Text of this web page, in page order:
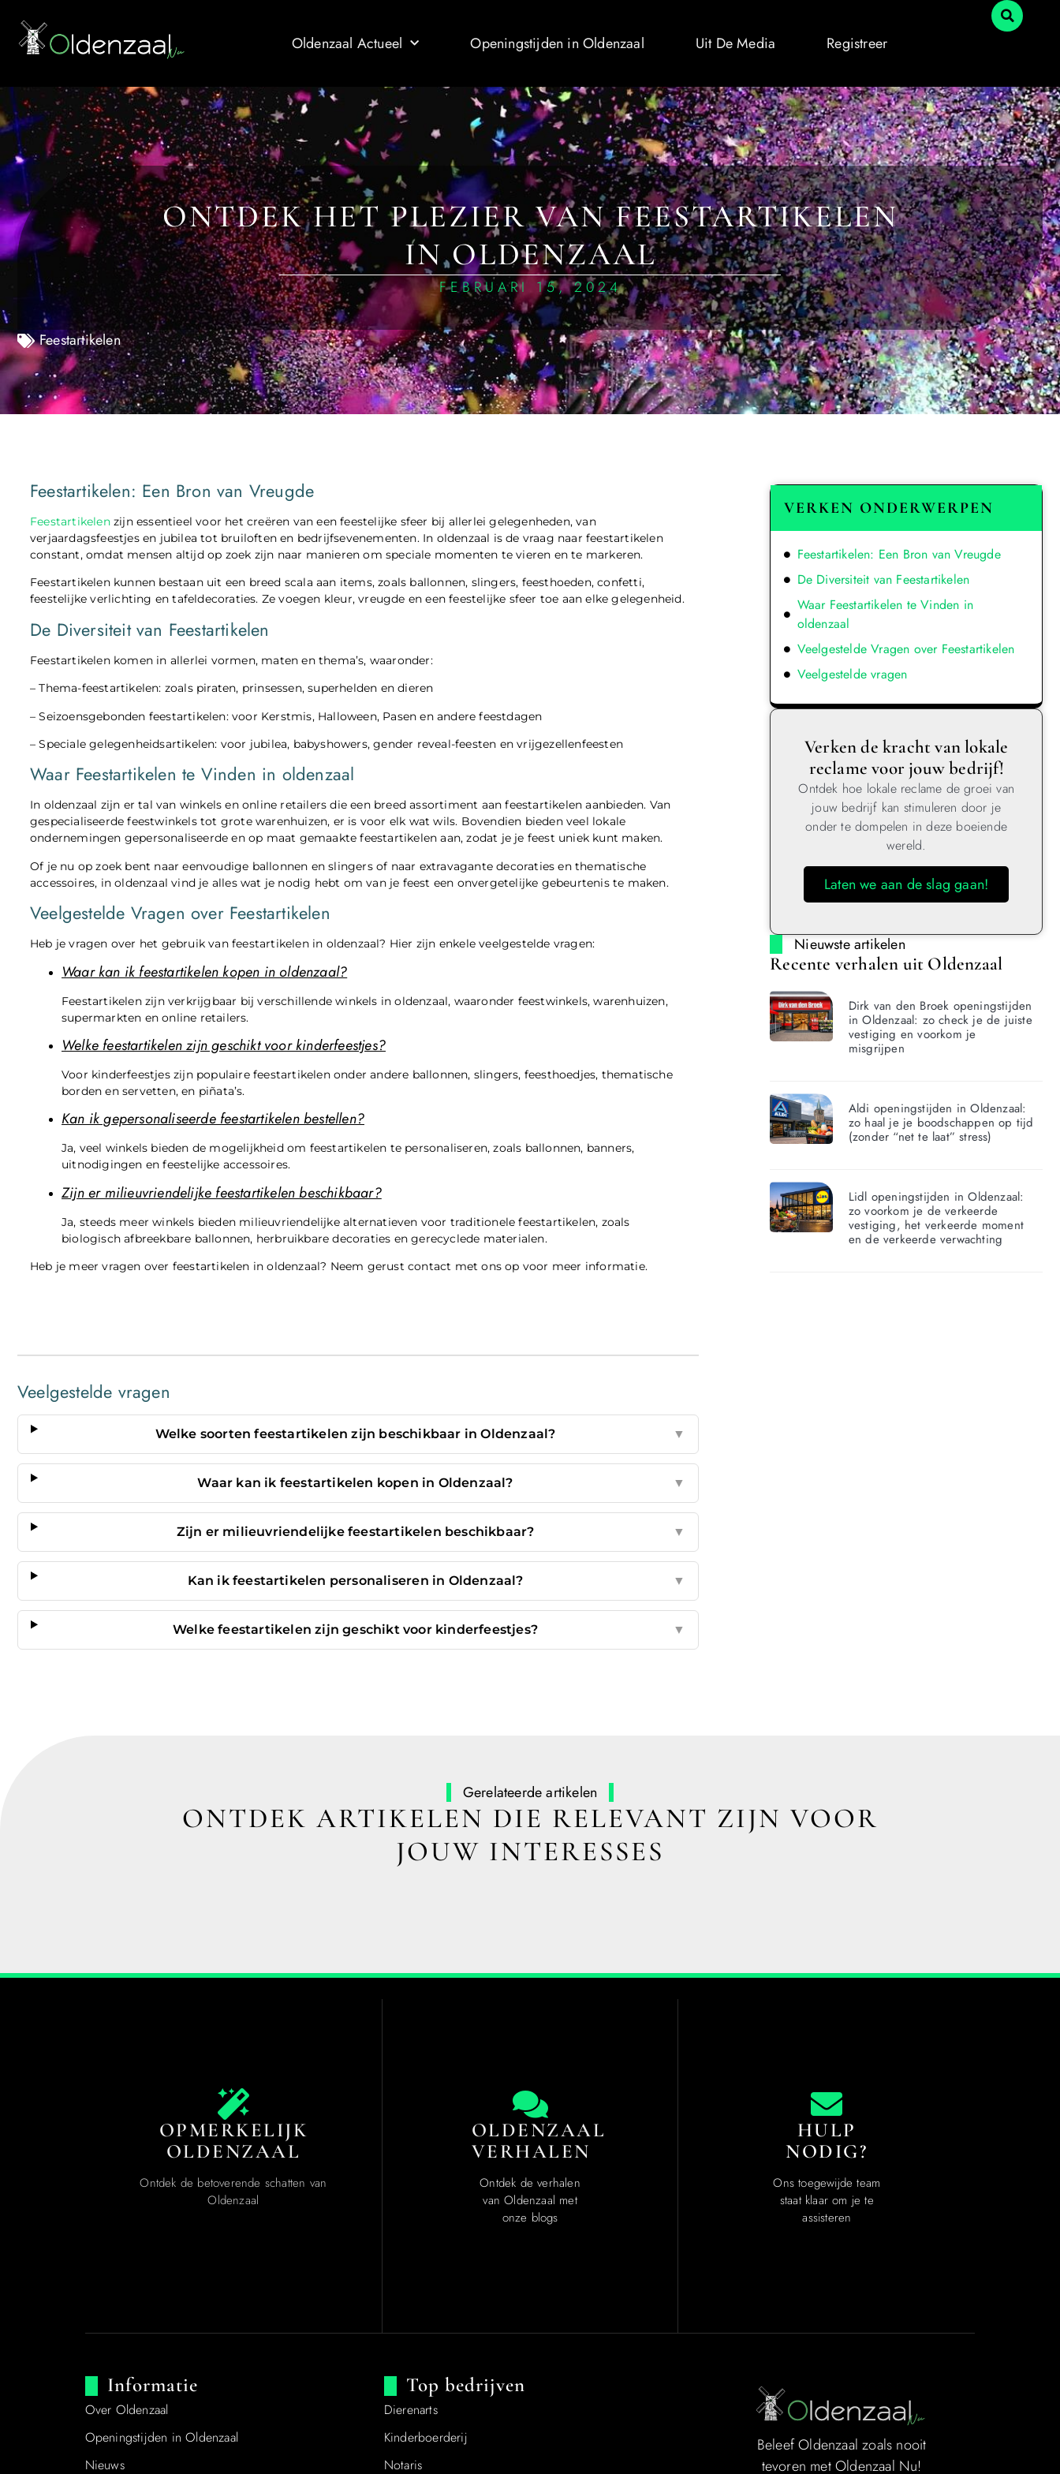
Oldenzaal Actueel Openingstijden in Oldenzaal Uit De Media Registreer
ONTDEK HET PLEZIER VAN FEESTARTIKELEN
IN OLDENZAAL
FEBRUARI 15, 2024
Feestartikelen
Feestartikelen: Een Bron van Vreugde
Feestartikelenzijn essentieel voor het creëren van een feestelijke sfeer bij allerlei gelegenheden, van
verjaardagsfeestjes en jubilea tot bruiloften en bedrijfsevenementen. In oldenzaal is de vraag naar feestartikelen
constant, omdat mensen altijd op zoek zijn naar manieren om speciale momenten te vieren en te markeren.
Feestartikelen kunnen bestaan uit een breed scala aan items, zoals ballonnen, slingers, feesthoeden, confetti,
feestelijke verlichting en tafeldecoraties. Ze voegen kleur, vreugde en een feestelijke sfeer toe aan elke gelegenheid.
De Diversiteit van Feestartikelen
Feestartikelen komen in allerlei vormen, maten en thema’s, waaronder:
– Thema-feestartikelen: zoals piraten, prinsessen, superhelden en dieren
– Seizoensgebonden feestartikelen: voor Kerstmis, Halloween, Pasen en andere feestdagen
– Speciale gelegenheidsartikelen: voor jubilea, babyshowers, gender reveal-feesten en vrijgezellenfeesten
Waar Feestartikelen te Vinden in oldenzaal
In oldenzaal zijn er tal van winkels en online retailers die een breed assortiment aan feestartikelen aanbieden. Van
gespecialiseerde feestwinkels tot grote warenhuizen, er is voor elk wat wils. Bovendien bieden veel lokale
ondernemingen gepersonaliseerde en op maat gemaakte feestartikelen aan, zodat je je feest uniek kunt maken.
Of je nu op zoek bent naar eenvoudige ballonnen en slingers of naar extravagante decoraties en thematische
accessoires, in oldenzaal vind je alles wat je nodig hebt om van je feest een onvergetelijke gebeurtenis te maken.
Veelgestelde Vragen over Feestartikelen
Heb je vragen over het gebruik van feestartikelen in oldenzaal? Hier zijn enkele veelgestelde vragen:
Waar kan ik feestartikelen kopen in oldenzaal?
Feestartikelen zijn verkrijgbaar bij verschillende winkels in oldenzaal, waaronder feestwinkels, warenhuizen,
supermarkten en online retailers.
Welke feestartikelen zijn geschikt voor kinderfeestjes?
Voor kinderfeestjes zijn populaire feestartikelen onder andere ballonnen, slingers, feesthoedjes, thematische
borden en servetten, en piñata’s.
Kan ik gepersonaliseerde feestartikelen bestellen?
Ja, veel winkels bieden de mogelijkheid om feestartikelen te personaliseren, zoals ballonnen, banners,
uitnodigingen en feestelijke accessoires.
Zijn er milieuvriendelijke feestartikelen beschikbaar?
Ja, steeds meer winkels bieden milieuvriendelijke alternatieven voor traditionele feestartikelen, zoals
biologisch afbreekbare ballonnen, herbruikbare decoraties en gerecyclede materialen.
Heb je meer vragen over feestartikelen in oldenzaal? Neem gerust contact met ons op voor meer informatie.
Veelgestelde vragen
Welke soorten feestartikelen zijn beschikbaar in Oldenzaal? ▼
Waar kan ik feestartikelen kopen in Oldenzaal? ▼
Zijn er milieuvriendelijke feestartikelen beschikbaar? ▼
Kan ik feestartikelen personaliseren in Oldenzaal? ▼
Welke feestartikelen zijn geschikt voor kinderfeestjes? ▼
VERKEN ONDERWERPEN
Feestartikelen: Een Bron van Vreugde
De Diversiteit van Feestartikelen
Waar Feestartikelen te Vinden in
oldenzaal
Veelgestelde Vragen over Feestartikelen
Veelgestelde vragen
Verken de kracht van lokale
reclame voor jouw bedrijf!
Ontdek hoe lokale reclame de groei van
jouw bedrijf kan stimuleren door je
onder te dompelen in deze boeiende
wereld.
Laten we aan de slag gaan!
Nieuwste artikelen
Recente verhalen uit Oldenzaal
Dirk van den Broek openingstijden
in Oldenzaal: zo check je de juiste
vestiging en voorkom je
misgrijpen
Aldi openingstijden in Oldenzaal:
zo haal je je boodschappen op tijd
(zonder “net te laat” stress)
Lidl openingstijden in Oldenzaal:
zo voorkom je de verkeerde
vestiging, het verkeerde moment
en de verkeerde verwachting
Gerelateerde artikelen
ONTDEK ARTIKELEN DIE RELEVANT ZIJN VOOR
JOUW INTERESSES
HULP
NODIG?
Ons toegewijde team
staat klaar om je te
assisteren
OLDENZAAL
VERHALEN
Ontdek de verhalen
van Oldenzaal met
onze blogs
OPMERKELIJK
OLDENZAAL
Ontdek de betoverende schatten van
Oldenzaal
Informatie
Over Oldenzaal
Openingstijden in Oldenzaal
Nieuws
Top bedrijven
Dierenarts
Kinderboerderij
Notaris
Beleef Oldenzaal zoals nooit
tevoren met Oldenzaal Nu!